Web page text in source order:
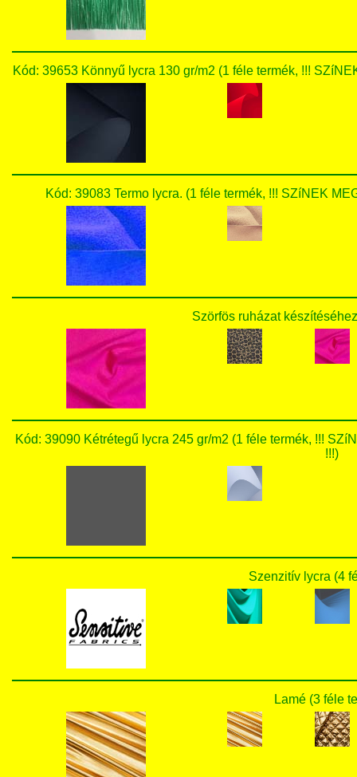
Kód: 39653 Könnyű lycra 130 gr/m2 (1 féle termék, !!!
Kód: 39083 Termo lycra. (1 féle termék, !!! SZíNEK
Szörfös ruházat
Kód: 39090 Kétrétegű lycra 245 gr/m2 (1 féle termék, !!!
!!!)
Szenzitív lycra (4
Lamé (3 féle